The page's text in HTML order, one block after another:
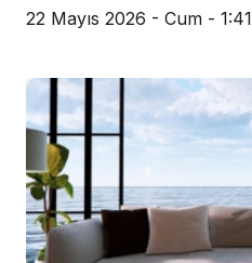
22 Mayıs 2026 - Cum - 1:41